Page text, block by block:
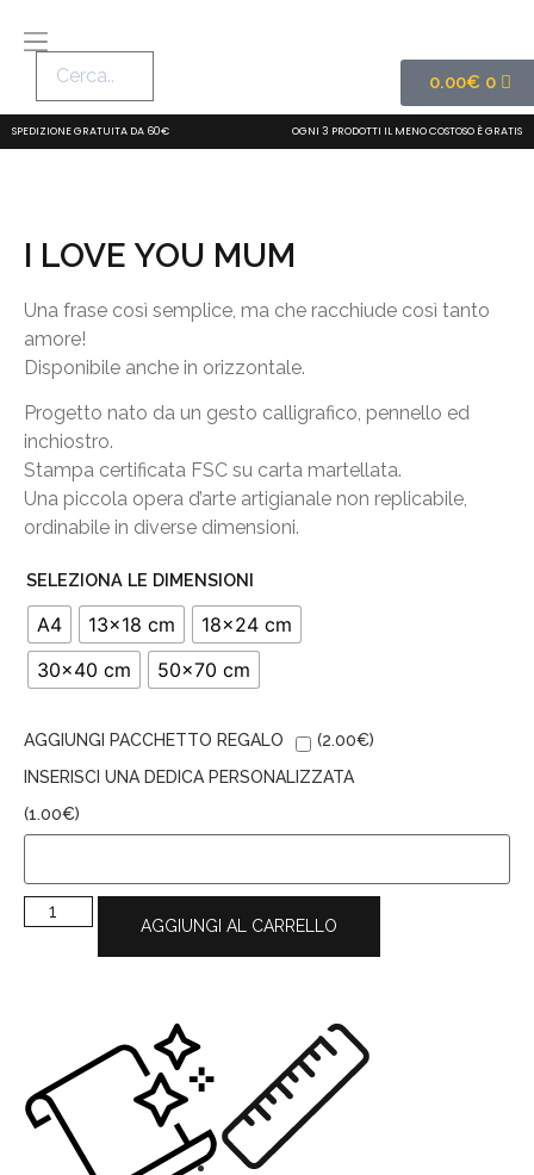
0.00€ 0
SPEDIZIONE GRATUITA DA 60€ OGNI 3 PRODOTTI IL MENO COSTOSO È GRATIS
I LOVE YOU MUM
Una frase così semplice, ma che racchiude così tanto
amore!
Disponibile anche in orizzontale.
Progetto nato da un gesto calligrafico, pennello ed
inchiostro.
Stampa certificata FSC su carta martellata.
Una piccola opera d’arte artigianale non replicabile,
ordinabile in diverse dimensioni.
SELEZIONA LE DIMENSIONI
A4 13x18 cm
18x24 cm
30x40 cm
50x70 cm
AGGIUNGI PACCHETTO REGALO (2.00€)
INSERISCI UNA DEDICA PERSONALIZZATA
(1.00€)
AGGIUNGI AL CARRELLO